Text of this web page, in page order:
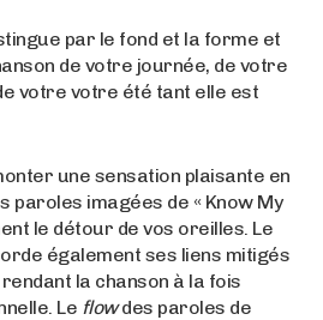
par le fond et la forme et
de votre journée, de votre
votre votre été tant elle est
une sensation plaisante en
paroles imagées de « Know My
le détour de vos oreilles. Le
également ses liens mitigés
la chanson à la fois
Le flowdes paroles de